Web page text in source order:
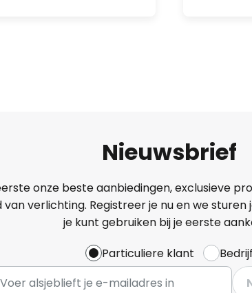
Nieuwsbrief
onze beste aanbiedingen, exclusieve
verlichting. Registreer je nu en we sturen
je kunt gebruiken bij je eerste
Particuliere klant
Bedrijf